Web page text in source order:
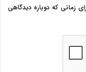
زمانی که دوباره دیدگاهی